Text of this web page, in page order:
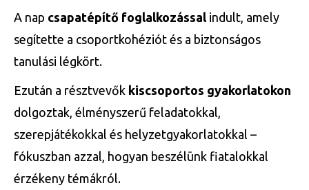
A nap csapatépítő foglalkozással indult, amely
segítette a csoportkohéziót és a biztonságos
tanulási légkört.
Ezután a résztvevők kiscsoportos gyakorlatokon
dolgoztak, élményszerű feladatokkal,
szerepjátékokkal és helyzetgyakorlatokkal –
fókuszban azzal, hogyan beszélünk fiatalokkal
érzékeny témákról.